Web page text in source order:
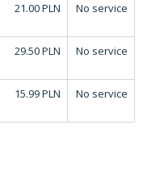
21.00 PLN No service
29.50 PLN No service
15.99 PLN No service